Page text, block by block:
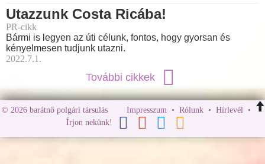
Utazzunk Costa Ricába!
PR-cikk
Bármi is legyen az úti célunk, fontos, hogy gyorsan és
kényelmesen tudjunk utazni.
2022.7.1.
További cikkek
© 2026 barátnő polgári társulás Impresszum • Rólunk• Hírlevél •
Írjon nekünk!